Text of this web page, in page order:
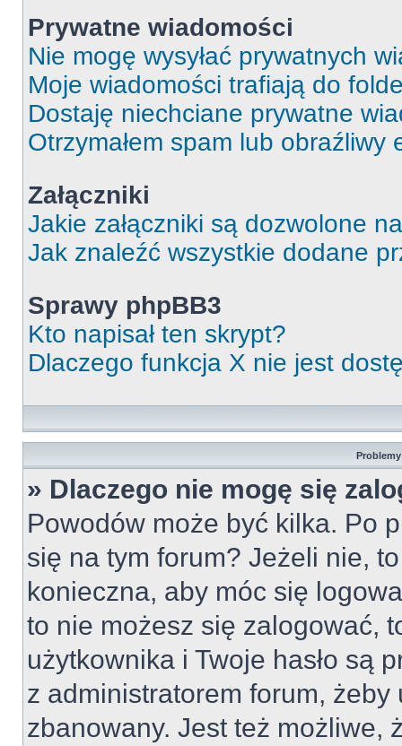
Prywatne wiadomości
Nie mogę wysyłać prywatnych
Moje wiadomości trafiają do
Dostaję niechciane prywatne
Otrzymałem spam lub
Załączniki
Jakie załączniki są dozwolone
Jak znaleźć wszystkie dodane
Sprawy phpBB3
Kto napisał ten skrypt?
Dlaczego funkcja X nie jest
» Dlaczego nie mogę się
Powodów może być kilka. Po
się na tym forum? Jeżeli nie,
konieczna, aby móc się
to nie możesz się zalogować,
użytkownika i Twoje hasło są
z administratorem forum, żeby
zbanowany. Jest też możliwe,